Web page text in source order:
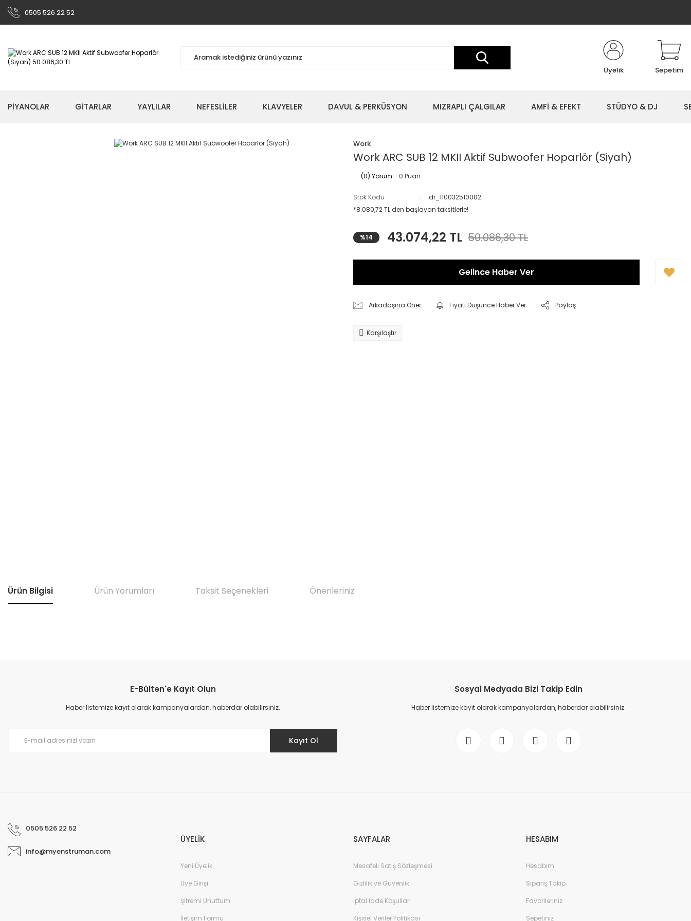
0505 526 22 52
Üyelik Sepetim
PİYANOLAR GİTARLAR YAYLILAR NEFESLİLER KLAVYELER DAVUL & PERKÜSYON MIZRAPLI ÇALGILAR AMFİ & EFEKT STÜDYO & DJ
Work
Work ARC SUB 12 MKII Aktif Subwoofer Hoparlör (Siyah)
(0) Yorum - 0 Puan
Stok Kodu
dr_110032510002
*8.080,72 TL den başlayan taksitlerle!
%14 43.074,22 TL 50.086,30 TL
Gelince Haber Ver
Arkadaşına Öner Fiyatı Düşünce Haber Ver Paylaş
Karşılaştır
Ürün Bilgisi Ürün Yorumları Taksit Seçenekleri Önerileriniz
Ürün resmi kalitesiz, bozuk veya görüntülenemiyor.
Ürün açıklamasında eksik bilgiler bulunuyor.
E-Bülten'e Kayıt Olun
Haber listemize kayıt olarak kampanyalardan, haberdar olabilirsiniz.
Kayıt Ol
Sosyal Medyada Bizi Takip Edin
Haber listemize kayıt olarak kampanyalardan, haberdar olabilirsiniz.
0505 526 22 52
info@myenstruman.com
ÜYELİK
Yeni Üyelik
Üye Girişi
Şifremi Unuttum
İletişim Formu
SAYFALAR
Mesafeli Satış Sözleşmesi
Gizlilik ve Güvenlik
İptal İade Koşullari
Kişisel Veriler Politikası
HESABIM
Hesabım
Sipariş Takip
Favorileriniz
Sepetiniz